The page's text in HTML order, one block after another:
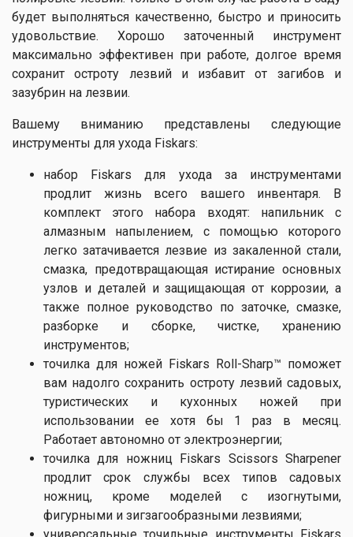
будет выполняться качественно, быстро и приносить
удовольствие. Хорошо заточенный инструмент
максимально эффективен при работе, долгое время
сохранит остроту лезвий и избавит от загибов и
зазубрин на лезвии.
Вашему вниманию представлены следующие
инструменты для ухода Fiskars:
набор Fiskars для ухода за инструментами
продлит жизнь всего вашего инвентаря. В
комплект этого набора входят: напильник с
алмазным напылением, с помощью которого
легко затачивается лезвие из закаленной стали,
смазка, предотвращающая истирание основных
узлов и деталей и защищающая от коррозии, а
также полное руководство по заточке, смазке,
разборке и сборке, чистке, хранению
инструментов;
точилка для ножей Fiskars Roll-Sharp™ поможет
вам надолго сохранить остроту лезвий садовых,
туристических и кухонных ножей при
использовании ее хотя бы 1 раз в месяц.
Работает автономно от электроэнергии;
точилка для ножниц Fiskars Scissors Sharpener
продлит срок службы всех типов садовых
ножниц, кроме моделей с изогнутыми,
фигурными и зигзагообразными лезвиями;